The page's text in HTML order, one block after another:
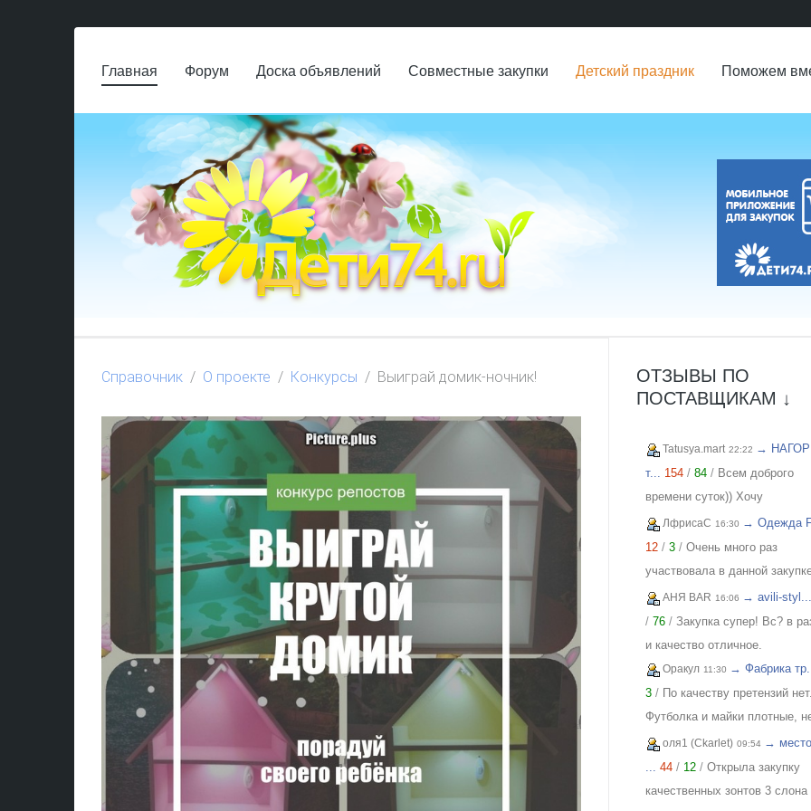
Главная Форум Доска объявлений Совместные закупки Детский праздник Поможем
Справочник О проекте Конкурсы Выиграй домик-ночник!
ОТЗЫВЫ ПО
ПОСТАВЩИКАМ ↓
Tatusya.mart 22:22 →
т... 154 / 84 / Всем доброго
времени суток)) Хочу
похвастаться своей
обновкой,заказывала сарафан
закупке (Нагорная трикотаж) и
осталась в полном восторге
качества)) Соответствие
всяких похвал))
ЛфрисаС 16:30 → Одежда
12 / 3 / Очень много раз
участвовала в данной
приобретала и для себя и
и джинсы, и джемпера, и
блузки, вещи качественные,
соответствуют размеру и
описанию, организатор
всегда оперативно отвечает,
удовольствием буду
еще!
АНЯ BAR 16:06 → avili-styl...
/ 76 / Закупка супер! Вс? в
и качество отличное.
Оракул 11:30 → Фабрика
3 / По качеству претензий нет.
Футболка и майки плотные,
растягиваются. Читала
тк люблю не в облипку вещи,
свой 46р-р заказала все вещи
оля1 (Ckarlet) 09:54 →
... 44 / 12 / Открыла закупку
качественных зонтов 3 слона